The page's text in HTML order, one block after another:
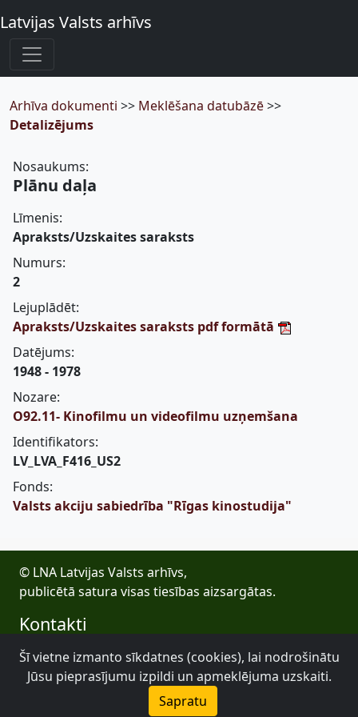
Latvijas Valsts arhīvs
Arhīva dokumenti >> Meklēšana datubāzē>>
Detalizējums
Nosaukums:
Plānu daļa
Līmenis:
Apraksts/Uzskaites saraksts
Numurs:
2
Lejuplādēt:
Apraksts/Uzskaites saraksts pdf formātā
Datējums:
1948 - 1978
Nozare:
O92.11- Kinofilmu un videofilmu uzņemšana
Identifikators:
LV_LVA_F416_US2
Fonds:
Valsts akciju sabiedrība "Rīgas kinostudija"
© LNA Latvijas Valsts arhīvs,
publicētā satura visas tiesības aizsargātas.
Kontakti
E-pasts: lva@arhivi.gov.lv
Tālrunis: +371 20027447
Bezdelīgu 1A, Rīga
Šī vietne izmanto sīkdatnes (cookies), lai nodrošinātu
Jūsu pieprasījumu izpildi un apmeklējuma uzskaiti.
Sapratu